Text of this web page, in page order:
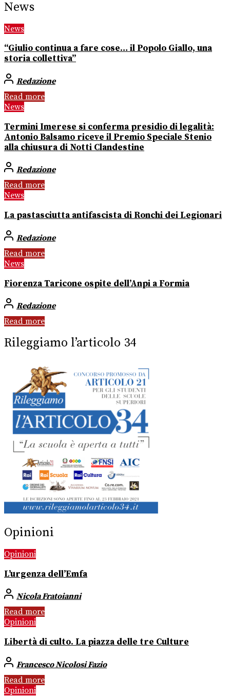
News
News
“Giulio continua a fare cose… il Popolo Giallo, una
storia collettiva”
Redazione
Read more
News
Termini Imerese si conferma presidio di legalità:
Antonio Balsamo riceve il Premio Speciale Stenio
alla chiusura di Notti Clandestine
Redazione
Read more
News
La pastasciutta antifascista di Ronchi dei Legionari
Redazione
Read more
News
Fiorenza Taricone ospite dell’Anpi a Formia
Redazione
Read more
Rileggiamo l’articolo 34
Opinioni
Opinioni
L’urgenza dell’Emfa
Nicola Fratoianni
Read more
Opinioni
Libertà di culto. La piazza delle tre Culture
Francesco Nicolosi Fazio
Read more
Opinioni